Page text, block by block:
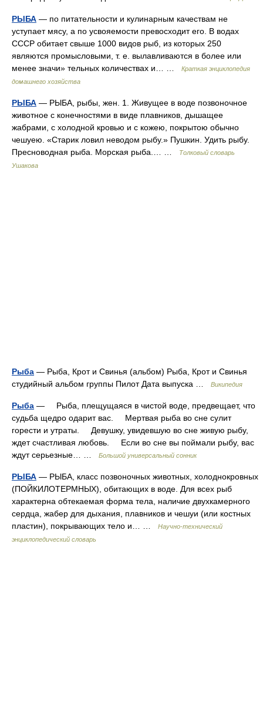
РЫБА — по питательности и кулинарным качествам не
уступает мясу, а по усвояемости превосходит его. В водах
СССР обитает свыше 1000 видов рыб, из которых 250
являются промысловыми, т. е. вылавливаются в более или
менее значи» тельных количествах и… …
Краткая энциклопедия
домашнего хозяйства
РЫБА — РЫБА, рыбы, жен. 1. Живущее в воде позвоночное
животное с конечностями в виде плавников, дышащее
жабрами, с холодной кровью и с кожею, покрытою обычно
чешуею. «Старик ловил неводом рыбу.» Пушкин. Удить рыбу.
Пресноводная рыба. Морская рыба.… …
Толковый словарь
Ушакова
Рыба — Рыба, Крот и Свинья (альбом) Рыба, Крот и Свинья
студийный альбом группы Пилот Дата выпуска …
Википедия
Рыба — Рыба, плещущаяся в чистой воде, предвещает, что
судьба щедро одарит вас. Мертвая рыба во сне сулит
горести и утраты. Девушку, увидевшую во сне живую рыбу,
ждет счастливая любовь. Если во сне вы поймали рыбу, вас
ждут серьезные… …
Большой универсальный сонник
РЫБА — РЫБА, класс позвоночных животных, холоднокровных
(ПОЙКИЛОТЕРМНЫХ), обитающих в воде. Для всех рыб
характерна обтекаемая форма тела, наличие двухкамерного
сердца, жабер для дыхания, плавников и чешуи (или костных
пластин), покрывающих тело и… …
Научно-технический
энциклопедический словарь